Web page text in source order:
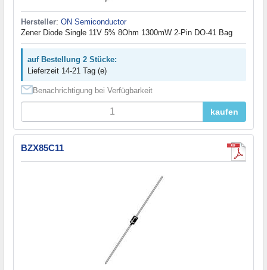
Hersteller: ON Semiconductor
Zener Diode Single 11V 5% 8Ohm 1300mW 2-Pin DO-41 Bag
auf Bestellung 2 Stücke:
Lieferzeit 14-21 Tag (e)
Benachrichtigung bei Verfügbarkeit
kaufen
BZX85C11